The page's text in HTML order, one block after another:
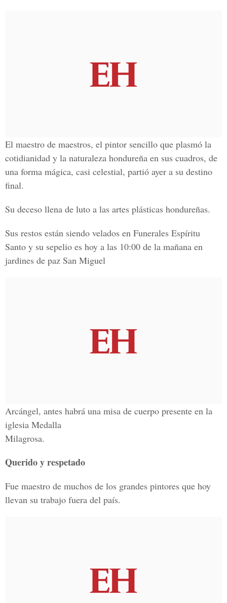
El maestro de maestros, el pintor sencillo que plasmó la
cotidianidad y la naturaleza hondureña en sus cuadros, de
una forma mágica, casi celestial, partió ayer a su destino
final.
Su deceso llena de luto a las artes plásticas hondureñas.
Sus restos están siendo velados en Funerales Espíritu
Santo y su sepelio es hoy a las 10:00 de la mañana en
jardines de paz San Miguel
Arcángel, antes habrá una misa de cuerpo presente en la
iglesia Medalla
Milagrosa.
Querido y respetado
Fue maestro de muchos de los grandes pintores que hoy
llevan su trabajo fuera del país.